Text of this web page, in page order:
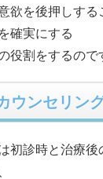
欲を後押しする
確実にする
役割をするので
ウンセリン
初診時と治療後